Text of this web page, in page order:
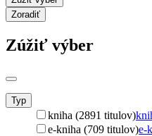
Zoradiť
Zúžiť výber
Typ
kniha (2891 titulov)
e-kniha (709 titulov)e-